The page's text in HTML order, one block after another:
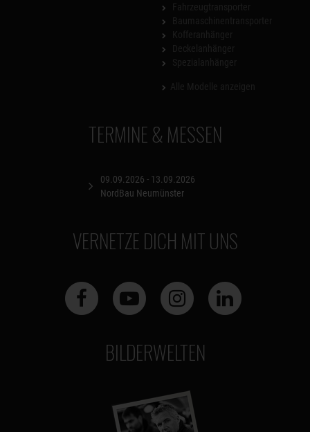
TERMINE & MESSEN
09.09.2026 - 13.09.2026
NordBau Neumünster
VERNETZE DICH MIT UNS
BILDERWELTEN